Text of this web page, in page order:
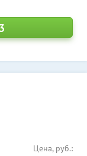
Цена, руб.: